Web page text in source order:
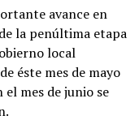
avance en
la penúltima etapa
local
éste mes de mayo
mes de junio se